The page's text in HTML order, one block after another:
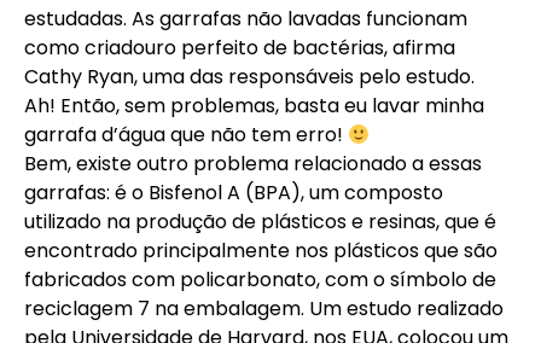
estudadas. As garrafas não lavadas funcionam
como criadouro perfeito de bactérias, afirma
Cathy Ryan, uma das responsáveis pelo estudo.
Ah! Então, sem problemas, basta eu lavar minha
garrafa d’água que não tem erro!
Bem, existe outro problema relacionado a essas
garrafas: é o Bisfenol A (BPA), um composto
utilizado na produção de plásticos e resinas, que é
encontrado principalmente nos plásticos que são
fabricados com policarbonato, com o símbolo de
reciclagem 7 na embalagem. Um estudo realizado